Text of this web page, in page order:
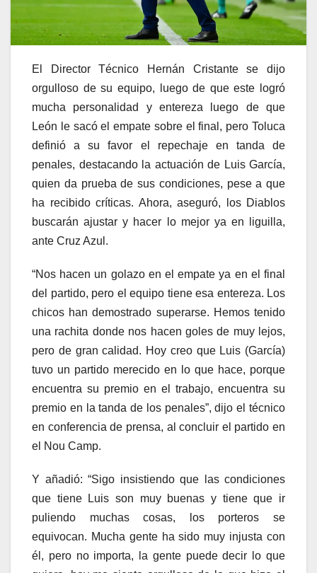
El Director Técnico Hernán Cristante se dijo
orgulloso de su equipo, luego de que este logró
mucha personalidad y entereza luego de que
León le sacó el empate sobre el final, pero Toluca
definió a su favor el repechaje en tanda de
penales, destacando la actuación de Luis García,
quien da prueba de sus condiciones, pese a que
ha recibido críticas. Ahora, aseguró, los Diablos
buscarán ajustar y hacer lo mejor ya en liguilla,
ante Cruz Azul.
“Nos hacen un golazo en el empate ya en el final
del partido, pero el equipo tiene esa entereza. Los
chicos han demostrado superarse. Hemos tenido
una rachita donde nos hacen goles de muy lejos,
pero de gran calidad. Hoy creo que Luis (García)
tuvo un partido merecido en lo que hace, porque
encuentra su premio en el trabajo, encuentra su
premio en la tanda de los penales”, dijo el técnico
en conferencia de prensa, al concluir el partido en
el Nou Camp.
Y añadió: “Sigo insistiendo que las condiciones
que tiene Luis son muy buenas y tiene que ir
puliendo muchas cosas, los porteros se
equivocan. Mucha gente ha sido muy injusta con
él, pero no importa, la gente puede decir lo que